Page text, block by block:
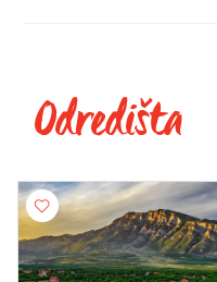
Odredišta